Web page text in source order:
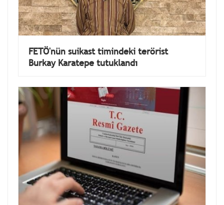
FETÖ'nün suikast timindeki terörist
Burkay Karatepe tutuklandı